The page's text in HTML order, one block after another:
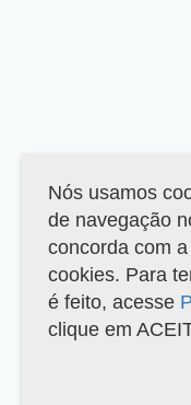
Nós usamos
de navegação
concorda com
cookies. Para
é feito, acesse
clique em